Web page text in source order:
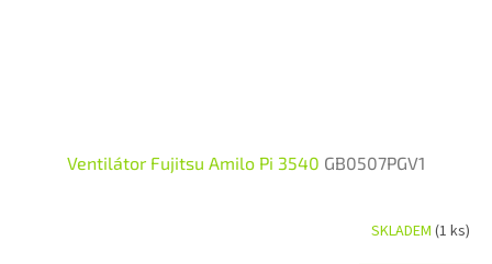
Ventilátor Fujitsu Amilo Pi 3540 GB0507PGV1
SKLADEM (1 ks)